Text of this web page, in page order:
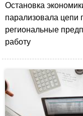
Остановка
парализовала цепи
региональные
работу